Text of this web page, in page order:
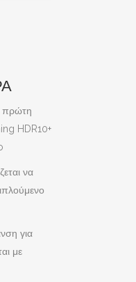
πρώτη
HDR10+
να
για
με